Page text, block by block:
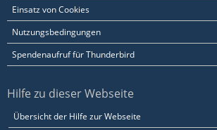
Einsatz von Cookies
Nutzungsbedingungen
Spendenaufruf für Thunderbird
Hilfe zu dieser Webseite
Übersicht der Hilfe zur Webseite